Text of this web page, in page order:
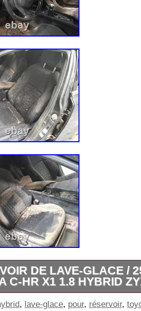
kunnen het verifiëren.
DE LAVE-GLACE /
C-HR X1 1.8 HYBRID
DE LAVE-GLACE /
, lave-glace, pour, réservoir,